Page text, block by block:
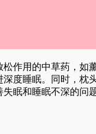
作用的中草药，如
度睡眠。同时，枕
眠和睡眠不深的问